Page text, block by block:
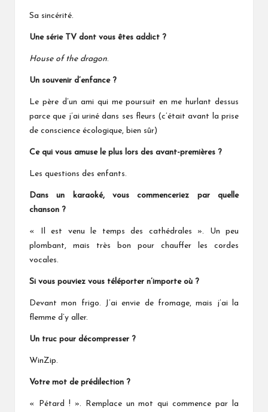
Sa sincérité.
Une série TV dont vous êtes addict ?
House of the dragon.
Un souvenir d’enfance ?
Le père d’un ami qui me poursuit en me hurlant dessus
parce que j’ai uriné dans ses fleurs (c’était avant la prise
de conscience écologique, bien sûr)
Ce qui vous amuse le plus lors des avant-premières ?
Les questions des enfants.
Dans un karaoké, vous commenceriez par quelle
chanson ?
« Il est venu le temps des cathédrales ». Un peu
plombant, mais très bon pour chauffer les cordes
vocales.
Si vous pouviez vous téléporter n’importe où ?
Devant mon frigo. J’ai envie de fromage, mais j’ai la
flemme d’y aller.
Un truc pour décompresser ?
WinZip.
Votre mot de prédilection ?
« Pétard ! ». Remplace un mot qui commence par la